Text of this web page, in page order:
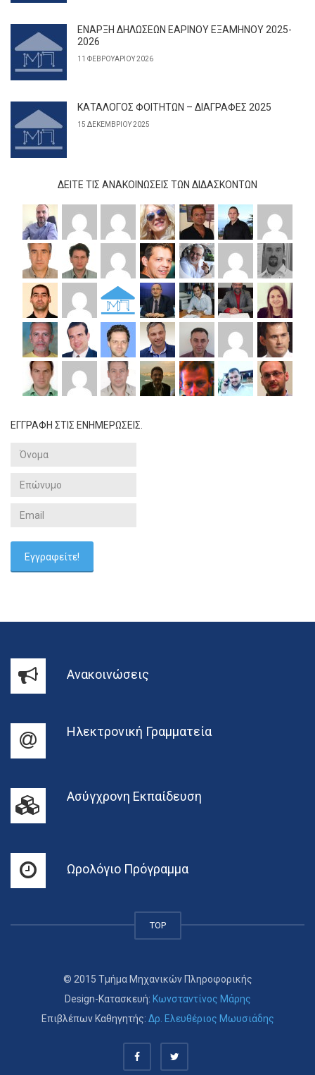
ΕΝΑΡΞΗ ΔΗΛΩΣΕΩΝ ΕΑΡΙΝΟΥ ΕΞΑΜΗΝΟΥ 2025-
2026
11 ΦΕΒΡΟΥΑΡΊΟΥ 2026
ΚΑΤΑΛΟΓΟΣ ΦΟΙΤΗΤΩΝ – ΔΙΑΓΡΑΦΕΣ 2025
15 ΔΕΚΕΜΒΡΊΟΥ 2025
ΔΕΊΤΕ ΤΙΣ ΑΝΑΚΟΙΝΏΣΕΙΣ ΤΩΝ ΔΙΔΆΣΚΟΝΤΩΝ
ΕΓΓΡΑΦΗ ΣΤΙΣ ΕΝΗΜΕΡΩΣΕΙΣ.
Ανακοινώσεις
Ηλεκτρονική Γραμματεία
Ασύγχρονη Εκπαίδευση
Ωρολόγιο Πρόγραμμα
TOP
© 2015 Τμήμα Μηχανικών Πληροφορικής
Design-Κατασκευή: Κωνσταντίνος Μάρης
Επιβλέπων Καθηγητής: Δρ. Ελευθέριος Μωυσιάδης